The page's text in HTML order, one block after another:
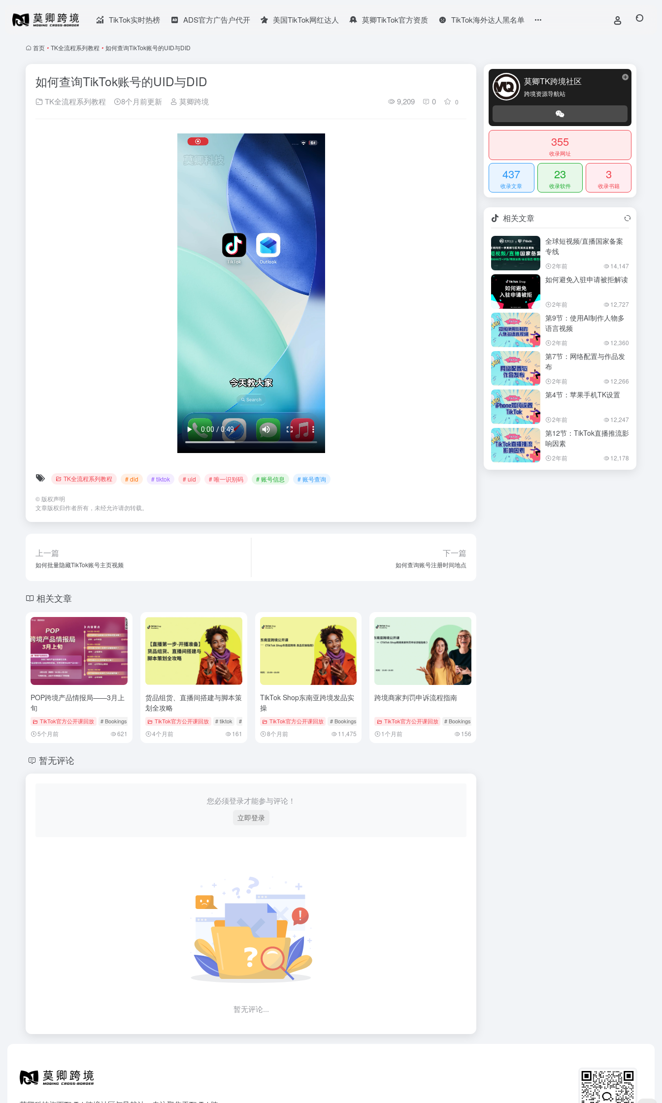
TikTok实时热榜 ADS官方广告户代开 美国TikTok网红达人 莫卿TikTok官方资质 TikTok海外达人黑名单
首页 • TK全流程系列教程 • 如何查询TikTok账号的UID与DID
如何查询TikTok账号的UID与DID
TK全流程系列教程 8个月前更新 莫卿跨境 9,209 0 0
TK全流程系列教程 # did # tiktok # uid # 唯一识别码 # 账号信息 # 账号查询
© 版权声明
文章版权归作者所有，未经允许请勿转载。
上一篇
如何批量隐藏TikTok账号主页视频
下一篇
如何查询账号注册时间地点
相关文章
POP跨境产品情报局——3月上
旬
TikTok官方公开课回放 # Bookings & Vouchers # tiktok # 厨房用品
5个月前 621
货品组货、直播间搭建与脚本策
划全攻略
TikTok官方公开课回放 # tiktok # 厨房用品 # 官方公开课回放
4个月前 161
TikTok Shop东南亚跨境发品实
操
TikTok官方公开课回放 # Bookings & Vouchers # tiktok # 厨房用品
8个月前 11,475
跨境商家判罚申诉流程指南
TikTok官方公开课回放 # Bookings & Vouchers
1个月前 156
暂无评论
您必须登录才能参与评论！
立即登录
暂无评论...
莫卿TK跨境社区
跨境资源导航站
355
收录网址
437
收录文章
23
收录软件
3
收录书籍
相关文章
全球短视频/直播国家备案
专线
2年前 14,147
如何避免入驻申请被拒解读
2年前 12,727
第9节：使用AI制作人物多
语言视频
2年前 12,360
第7节：网络配置与作品发
布
2年前 12,266
第4节：苹果手机TK设置
2年前 12,247
第12节：TikTok直播推流影
响因素
2年前 12,178